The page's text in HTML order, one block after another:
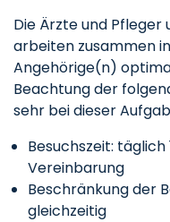
Die Ärzte und
arbeiten zusammen
Angehörige(n)
Beachtung der
sehr bei dieser
Besuchszeit: täglich
Vereinbarung
Beschränkung der
gleichzeitig